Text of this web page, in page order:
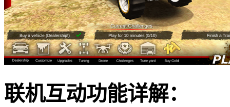
联机互动功能详解：